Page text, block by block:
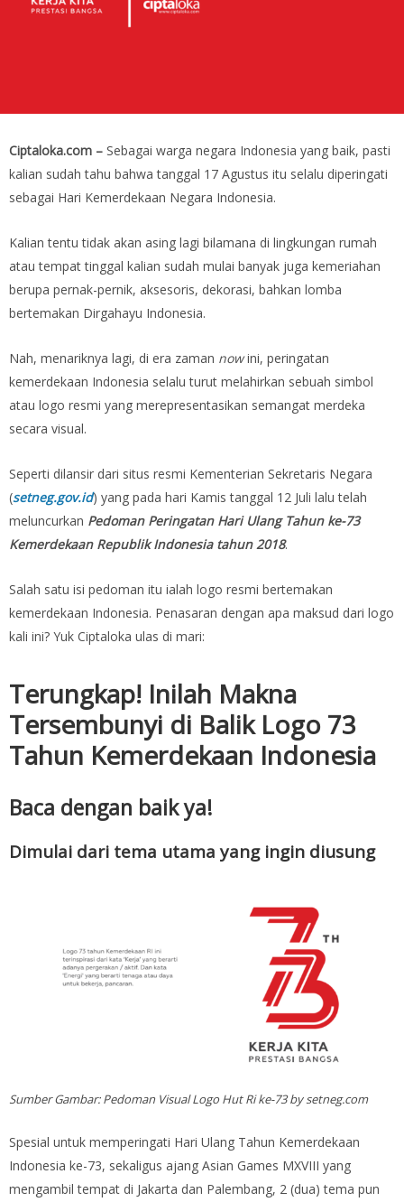
Ciptaloka.com – Sebagai warga negara Indonesia yang baik, pasti
kalian sudah tahu bahwa tanggal 17 Agustus itu selalu diperingati
sebagai Hari Kemerdekaan Negara Indonesia.
Kalian tentu tidak akan asing lagi bilamana di lingkungan rumah
atau tempat tinggal kalian sudah mulai banyak juga kemeriahan
berupa pernak-pernik, aksesoris, dekorasi, bahkan lomba
bertemakan Dirgahayu Indonesia.
Nah, menariknya lagi, di era zaman nowini, peringatan
kemerdekaan Indonesia selalu turut melahirkan sebuah simbol
atau logo resmi yang merepresentasikan semangat merdeka
secara visual.
Seperti dilansir dari situs resmi Kementerian Sekretaris Negara
(setneg.gov.id) yang pada hari Kamis tanggal 12 Juli lalu telah
meluncurkan Pedoman Peringatan Hari Ulang Tahun ke-73
Kemerdekaan Republik Indonesia tahun 2018.
Salah satu isi pedoman itu ialah logo resmi bertemakan
kemerdekaan Indonesia. Penasaran dengan apa maksud dari logo
kali ini? Yuk Ciptaloka ulas di mari:
Terungkap! Inilah Makna
Tersembunyi di Balik Logo 73
Tahun Kemerdekaan Indonesia
Baca dengan baik ya!
Dimulai dari tema utama yang ingin diusung
Sumber Gambar: Pedoman Visual Logo Hut Ri ke-73 by setneg.com
Spesial untuk memperingati Hari Ulang Tahun Kemerdekaan
Indonesia ke-73, sekaligus ajang Asian Games MXVIII yang
mengambil tempat di Jakarta dan Palembang, 2 (dua) tema pun